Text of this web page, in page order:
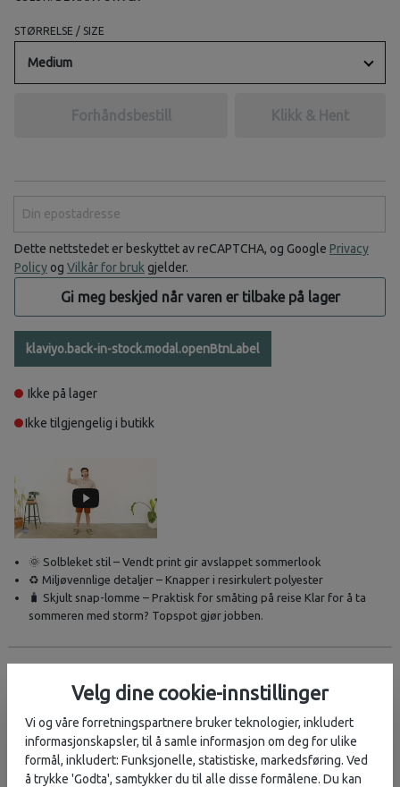
STØRRELSE / SIZE
Medium
Forhåndsbestill Klikk & Hent
Dette nettstedet er beskyttet av reCAPTCHA, og Google Privacy
Policy og Vilkår for bruk gjelder.
Gi meg beskjed når varen er tilbake på lager
klaviyo.back-in-stock.modal.openBtnLabel
Ikke på lager
Ikke tilgjengelig i butikk
🌞 Solbleket stil – Vendt print gir avslappet sommerlook
♻️ Miljøvennlige detaljer – Knapper i resirkulert polyester
🧳 Skjult snap-lomme – Praktisk for småting på reise Klar for å ta
sommeren med storm? Topspot gjør jobben.
Sommerens letteste shortsleeve favorittskjorte i 100%
bomullspoplin med reverse print!
🌀Reverse print = sommerstil
Topspoter broren til Juan, fetteren til Jam, og sommerens nye
Velg dine cookie-innstillinger
Vi og våre forretningspartnere bruker teknologier, inkludert
informasjonskapsler, til å samle informasjon om deg for ulike
formål, inkludert: Funksjonelle, statistiske, markedsføring. Ved
å trykke 'Godta', samtykker du til alle disse formålene. Du kan